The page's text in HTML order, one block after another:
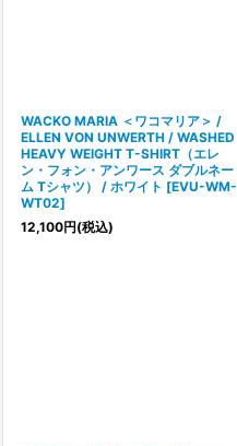
WACKO MARIA ＜ワコマリア＞ /
ELLEN VON UNWERTH / WASHED
HEAVY WEIGHT T-SHIRT（エレ
ン・フォン・アンワース ダブルネー
ム Tシャツ） / ホワイト [EVU-WM-
WT02]
12,100円(税込)